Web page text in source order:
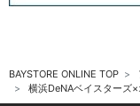
BAYSTORE ONLINE TOP
横浜DeNAベイスターズ